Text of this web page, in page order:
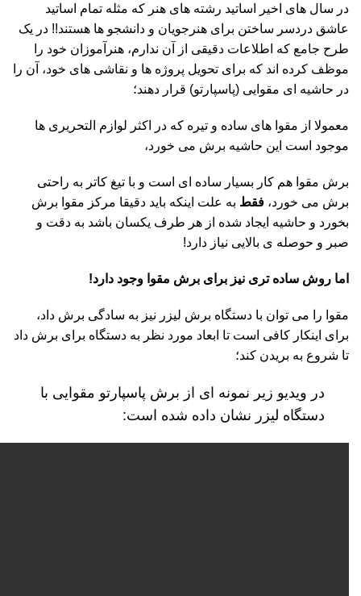
در سال های اخیر اساتید رشته های هنر که مثله تمام اساتید
عاشق دردسر ساختن برای هنرجویان و دانشجو ها هستند!! در یک
طرح جامع که اطلاعات دقیقی از آن ندارم، هنرآموزان خود را
موظف کرده اند که برای تحویل پروژه ها و نقاشی های خود، آن را
در حاشیه ای مقوایی (پاسپارتو) قرار دهند؛
معمولا از مقوا های ساده و تیره که در اکثر لوازم التحریری ها
موجود است این حاشیه برش می خورد،
برش مقوا هم کار بسیار ساده ای است و با تیغ کاتر به راحتی
برش می خورد، فقط به علت اینکه باید دقیقا مرکز مقوا برش
بخورد و حاشیه ایجاد شده از هر طرف یکسان باشد به دقت و
صبر و حوصله ی بالایی نیاز دارد!
اما روش ساده تری نیز برای برش مقوا وجود دارد!
مقوا را می توان با دستگاه برش لیزر نیز به سادگی برش داد،
برای اینکار کافی است تا ابعاد مورد نظر به دستگاه برای برش داد
تا شروع به بریدن کند؛
در ویدیو زیر نمونه ای از برش پاسپارتو مقوایی با
دستگاه لیزر نشان داده شده است: